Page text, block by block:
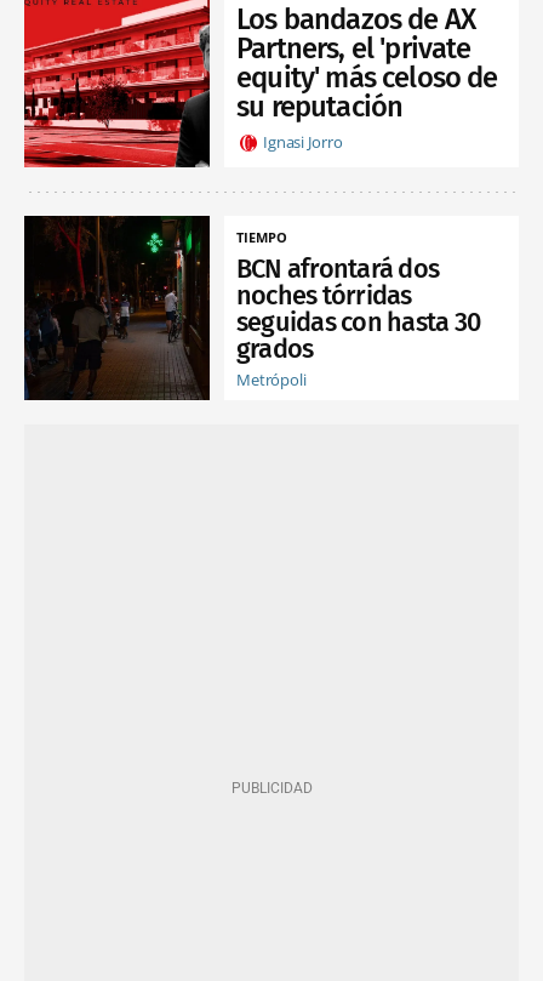
Los bandazos de AX
Partners, el 'private
equity' más celoso de
su reputación
Ignasi Jorro
TIEMPO
BCN afrontará dos
noches tórridas
seguidas con hasta 30
grados
Metrópoli